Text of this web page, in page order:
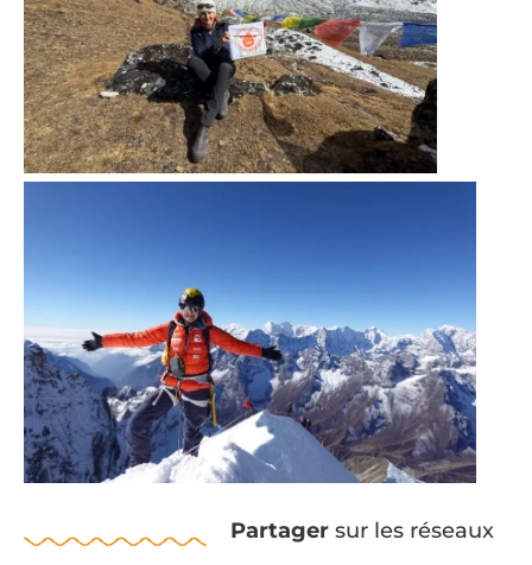
Partagersur les réseaux